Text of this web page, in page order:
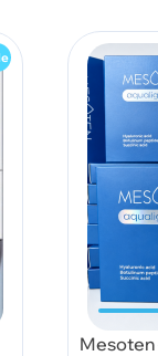
Mesoten